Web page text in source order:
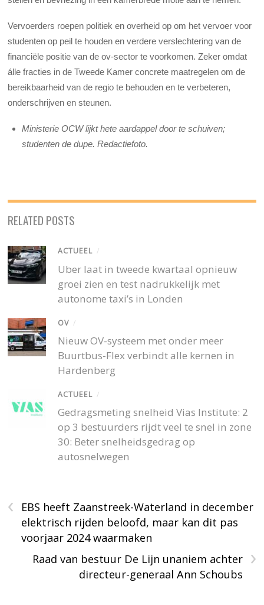
Vervoerders roepen politiek en overheid op om het vervoer voor
studenten op peil te houden en verdere verslechtering van de
financiële positie van de ov-sector te voorkomen. Zeker omdat
álle fracties in de Tweede Kamer concrete maatregelen om de
bereikbaarheid van de regio te behouden en te verbeteren,
onderschrijven en steunen.
Ministerie OCW lijkt hete aardappel door te schuiven;
studenten de dupe. Redactiefoto.
RELATED POSTS
ACTUEEL /
Uber laat in tweede kwartaal opnieuw
groei zien en test nadrukkelijk met
autonome taxi’s in Londen
OV /
Nieuw OV-systeem met onder meer
Buurtbus-Flex verbindt alle kernen in
Hardenberg
ACTUEEL /
Gedragsmeting snelheid Vias Institute: 2
op 3 bestuurders rijdt veel te snel in zone
30: Beter snelheidsgedrag op
autosnelwegen
‹
EBS heeft Zaanstreek-Waterland in december
elektrisch rijden beloofd, maar kan dit pas
voorjaar 2024 waarmaken
›
Raad van bestuur De Lijn unaniem achter
directeur-generaal Ann Schoubs